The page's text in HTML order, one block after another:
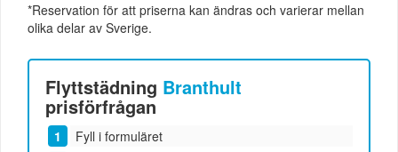
*Reservation för att priserna kan ändras och varierar mellan
olika delar av Sverige.
Flyttstädning Branthult
prisförfrågan
Fyll i formuläret